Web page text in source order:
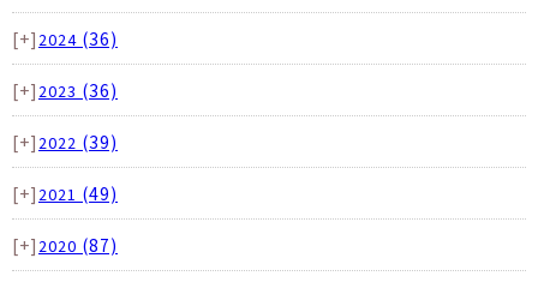
[+] 2024 (36)
[+] 2023 (36)
[+] 2022 (39)
[+] 2021 (49)
[+] 2020 (87)